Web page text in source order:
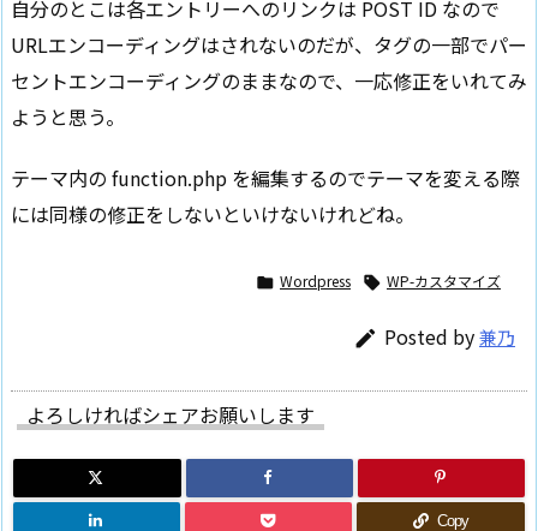
自分のとこは各エントリーへのリンクは POST ID なので
URLエンコーディングはされないのだが、タグの一部でパー
セントエンコーディングのままなので、一応修正をいれてみ
ようと思う。
テーマ内の function.php を編集するのでテーマを変える際
には同様の修正をしないといけないけれどね。
 Wordpress  WP-カスタマイズ
 Posted by兼乃
よろしければシェアお願いします
Copy